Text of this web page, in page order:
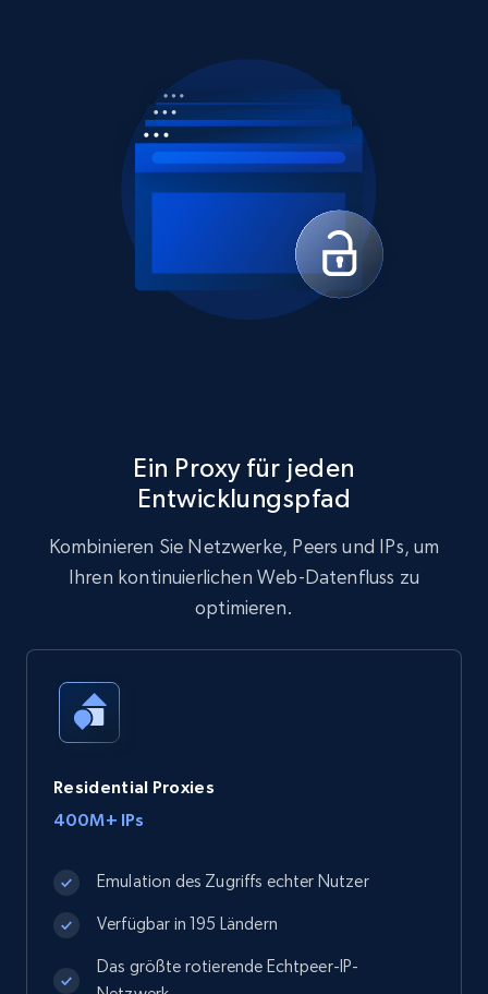
Ein Proxy für jeden
Entwicklungspfad
Kombinieren Sie Netzwerke, Peers und IPs, um
Ihren kontinuierlichen Web-Datenfluss zu
optimieren.
Residential Proxies
400M+ IPs
Emulation des Zugriffs echter Nutzer
Verfügbar in 195 Ländern
Das größte rotierende Echtpeer-IP-